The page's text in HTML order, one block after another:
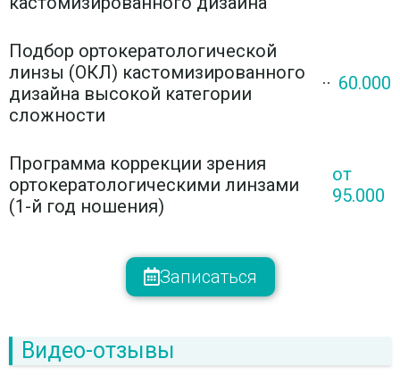
Подбор ортокератологической
линзы (ОКЛ) кастомизированного
дизайна высокой категории
сложности
60.000
Программа коррекции зрения
ортокератологическими линзами
(1-й год ношения)
от
95.000
Записаться
Видео-отзывы